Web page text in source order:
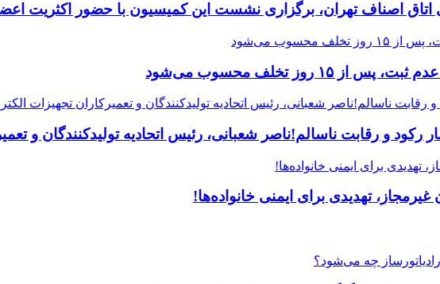
اصناف تهران، برگزاری نشست این کمیسیون با حضور اکثریت
و رقابت ناسالم!ناصر شعبانی، رئیس اتحادیه تولیدکنندگان و
تهدیدی برای ایمنی خانواده‌ها!